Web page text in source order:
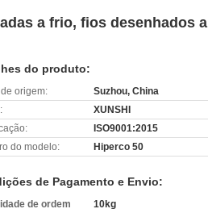
a frio, fios desenhados a
do produto:
origem:
Suzhou, China
XUNSHI
ISO9001:2015
do modelo:
Hiperco 50
de Pagamento e Envio:
de ordem
10kg